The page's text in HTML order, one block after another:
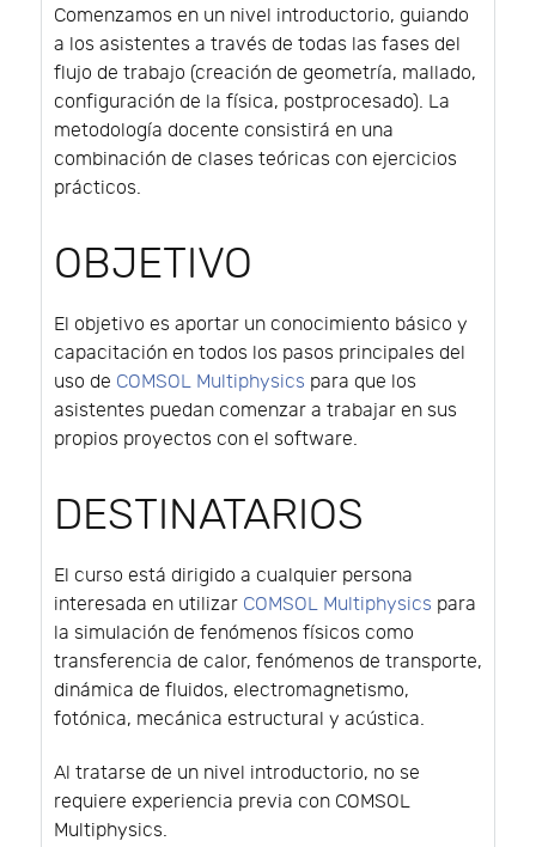
Comenzamos en un nivel introductorio, guiando
a los asistentes a través de todas las fases del
flujo de trabajo (creación de geometría, mallado,
configuración de la física, postprocesado). La
metodología docente consistirá en una
combinación de clases teóricas con ejercicios
prácticos.
OBJETIVO
El objetivo es aportar un conocimiento básico y
capacitación en todos los pasos principales del
uso de COMSOL Multiphysics para que los
asistentes puedan comenzar a trabajar en sus
propios proyectos con el software.
DESTINATARIOS
El curso está dirigido a cualquier persona
interesada en utilizar COMSOL Multiphysics para
la simulación de fenómenos físicos como
transferencia de calor, fenómenos de transporte,
dinámica de fluidos, electromagnetismo,
fotónica, mecánica estructural y acústica.
Al tratarse de un nivel introductorio, no se
requiere experiencia previa con COMSOL
Multiphysics.